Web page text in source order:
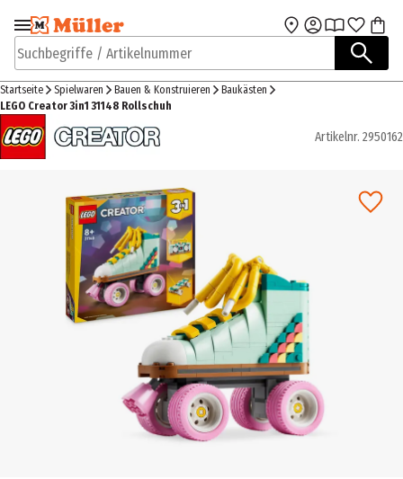
Zur Navigation
springen
Zum Hauptinhalt
Suchbegriffe / Artikelnummer
Startseite Spielwaren Bauen & Konstruieren
Baukästen
LEGO Creator 3in1 31148 Rollschuh
Artikelnr. 2950162